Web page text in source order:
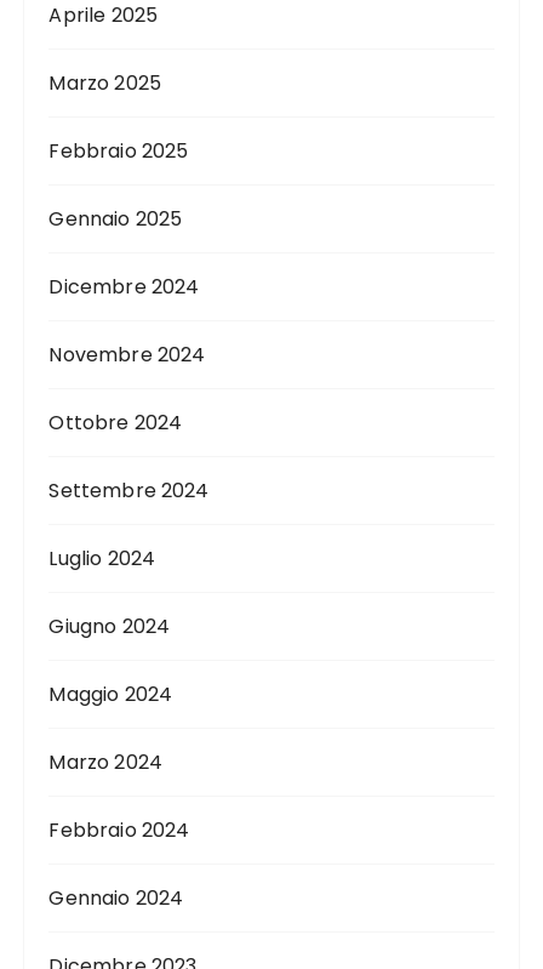
Aprile 2025
Marzo 2025
Febbraio 2025
Gennaio 2025
Dicembre 2024
Novembre 2024
Ottobre 2024
Settembre 2024
Luglio 2024
Giugno 2024
Maggio 2024
Marzo 2024
Febbraio 2024
Gennaio 2024